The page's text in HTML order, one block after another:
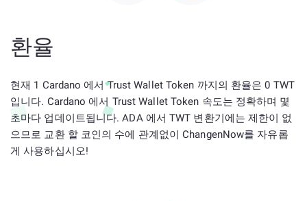
환율
현재 1 Cardano 에서 Trust Wallet Token 까지의 환율은 0 TWT
입니다. Cardano 에서 Trust Wallet Token 속도는 정확하며 몇
초마다 업데이트됩니다. ADA 에서 TWT 변환기에는 제한이 없
으므로 교환 할 코인의 수에 관계없이 ChangenNow를 자유롭
게 사용하십시오!